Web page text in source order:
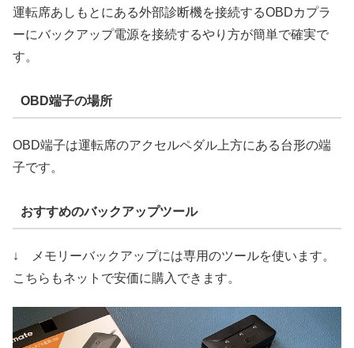
運転席あしもとにある外部診断機を接続するOBDカプラ
ーにバックアップ電源を接続するやり方が簡単で確実で
す。
OBD端子の場所
OBD端子は運転席のアクセルペダル上方にある台形の端
子です。
おすすめのバックアップツール
↓ メモリーバックアップには専用のツールを使います。
こちらもネットで安価に購入できます。